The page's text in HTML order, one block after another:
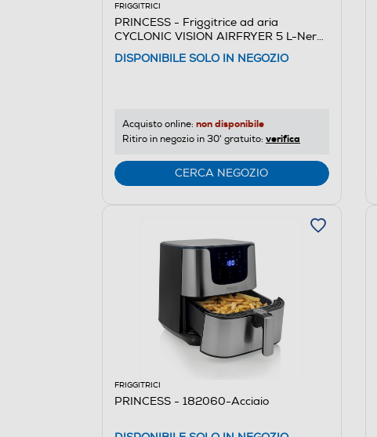
FRIGGITRICI
PRINCESS - Friggitrice ad aria
CYCLONIC VISION AIRFRYER 5 L-Nero
/ Plastica
DISPONIBILE SOLO IN NEGOZIO
Acquisto online: non disponibile
Ritiro in negozio in 30' gratuito: verifica
CERCA NEGOZIO
FRIGGITRICI
PRINCESS - 182060-Acciaio